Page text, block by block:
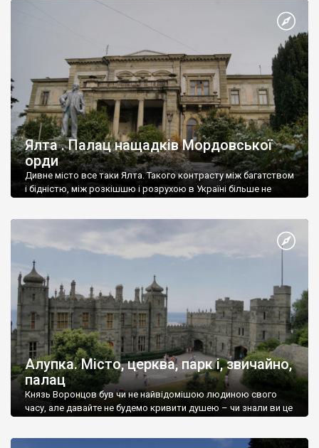
Ялта . Палац нащадків Мордовської
орди
Дивне місто все таки Ялта. Такого контрасту між багатством
і бідністю, між розкішшю і розрухою в Україні більше не
Алупка. Місто, церква, парк і, звичайно,
палац
Князь Воронцов був чи не найвідомішою людиною свого
часу, але давайте не будемо кривити душею – чи знали ви це